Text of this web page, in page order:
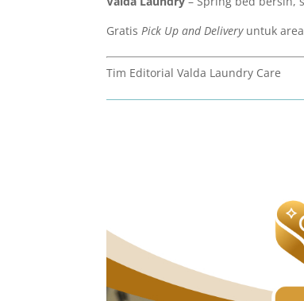
GratisPick Up and Deliveryuntuk
Tim Editorial Valda Laundry Care